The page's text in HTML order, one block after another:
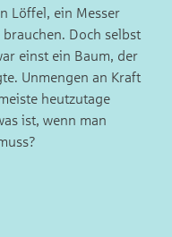
Löffel, ein Messer
Doch selbst
einst ein Baum, der
Unmengen an Kraft
heutzutage
ist, wenn man